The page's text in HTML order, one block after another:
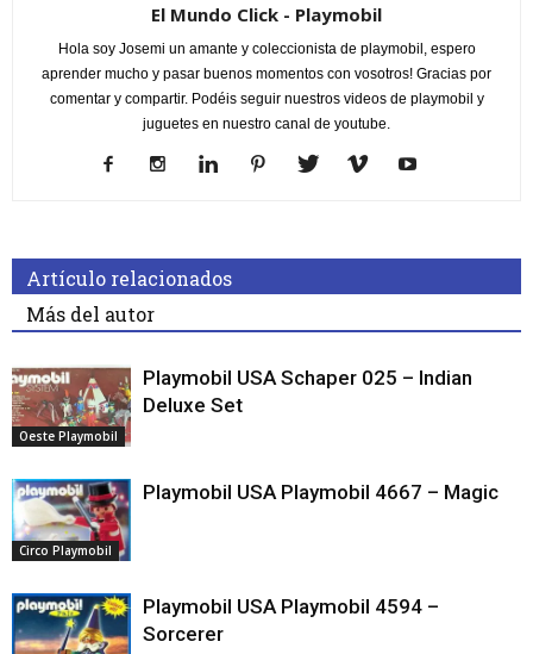
El Mundo Click - Playmobil
Hola soy Josemi un amante y coleccionista de playmobil, espero
aprender mucho y pasar buenos momentos con vosotros! Gracias por
comentar y compartir. Podéis seguir nuestros videos de playmobil y
juguetes en nuestro canal de youtube.
Artículo relacionados
Más del autor
Oeste Playmobil
Playmobil USA Schaper 025 – Indian
Deluxe Set
Circo Playmobil
Playmobil USA Playmobil 4667 – Magic
Playmobil USA Playmobil 4594 –
Sorcerer